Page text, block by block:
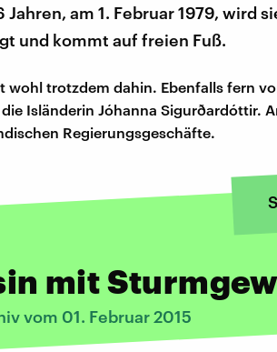
am 1. Februar 1979, wird
und kommt auf freien Fuß.
wohl trotzdem dahin. Ebenfalls fern
Isländerin Jóhanna Sigurðardóttir.
Regierungsgeschäfte.
mit
vom 01. Februar 2015